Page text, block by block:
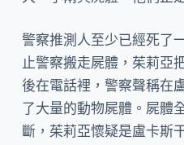
警察推測人至少已經死了
止警察搬走屍體，茱莉亞
後在電話裡，警察聲稱在
了大量的動物屍體。屍體
斷，茱莉亞懷疑是盧卡斯